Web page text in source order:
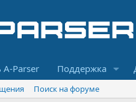
A-Parser Поддержка
Поиск на форуме